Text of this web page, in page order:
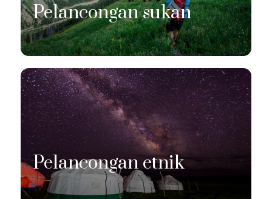
Pelancongan sukan
Pelancongan etnik